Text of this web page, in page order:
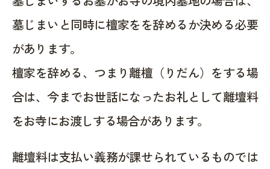
墓じまいと同時に檀家をを辞めるか決める必要
があります。
檀家を辞める、つまり離檀（りだん）をする場
合は、今までお世話になったお礼として離壇料
をお寺にお渡しする場合があります。
離壇料は支払い義務が課せられているものでは